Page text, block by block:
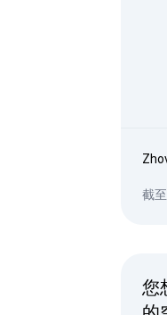
截
您